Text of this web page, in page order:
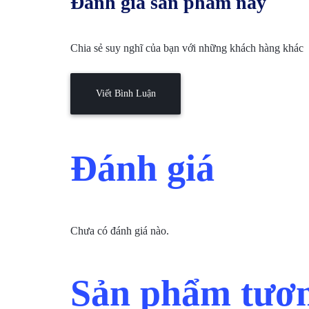
Chia sẻ suy nghĩ của bạn với những khách hàng khác
Viết Bình Luận
Đánh giá
Chưa có đánh giá nào.
Sản phẩm